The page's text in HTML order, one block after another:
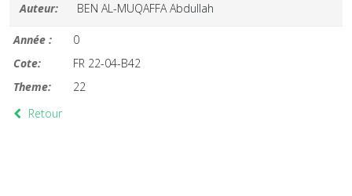
Auteur: BEN AL-MUQAFFA Abdullah
Année :
0
Cote:
FR 22-04-B42
Theme:
22
Retour